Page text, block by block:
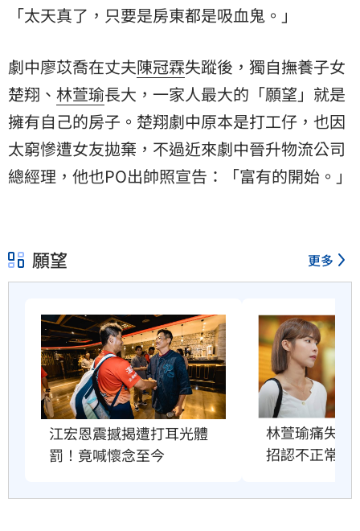
「太天真了，只要是房東都是吸血鬼。」
劇中廖苡喬在丈夫陳冠霖失蹤後，獨自撫養子女
楚翔、 林萱瑜長大，一家人最大的「願望」就是
擁有自己的房子。楚翔劇中原本是打工仔，也因
太窮慘遭女友拋棄，不過近來劇中晉升物流公司
總經理，他也PO出帥照宣告：「富有的開始。」
願望 更多
江宏恩震撼揭遭打耳光體
罰！竟喊懷念至今
林萱瑜痛失摯
招認不正常病